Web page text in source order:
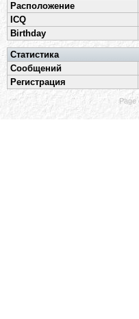
Расположение
ICQ
Birthday
Статистика
Сообщений
Регистрация
Page